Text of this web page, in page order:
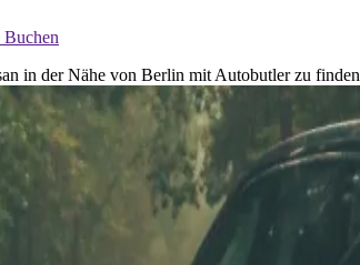
in der Nähe von Berlin mit Autobutler zu finden